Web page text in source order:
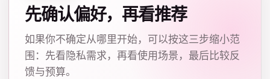
先确认偏好，再看推荐
如果你不确定从哪里开始，可以按这三步缩小范
围：先看隐私需求，再看使用场景，最后比较反
馈与预算。